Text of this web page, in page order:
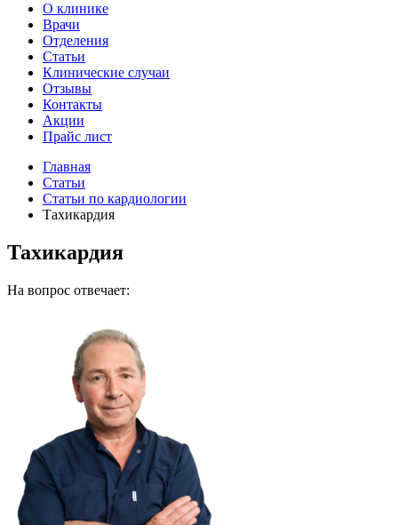
О клинике
Врачи
Отделения
Статьи
Клинические случаи
Отзывы
Контакты
Акции
Прайс лист
Главная
Статьи
Статьи по кардиологии
Тахикардия
Тахикардия
На вопрос отвечает: